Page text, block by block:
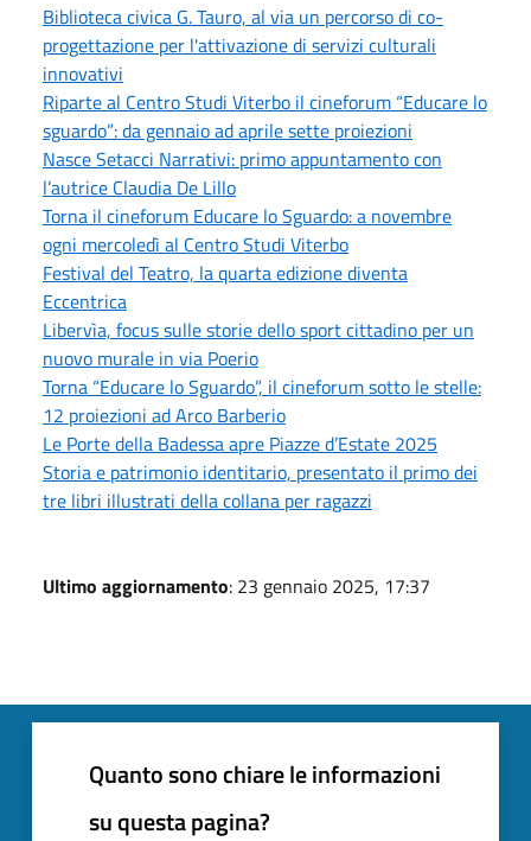
Biblioteca civica G. Tauro, al via un percorso di co-
progettazione per l'attivazione di servizi culturali
innovativi
Riparte al Centro Studi Viterbo il cineforum “Educare lo
sguardo”: da gennaio ad aprile sette proiezioni
Nasce Setacci Narrativi: primo appuntamento con
l’autrice Claudia De Lillo
Torna il cineforum Educare lo Sguardo: a novembre
ogni mercoledì al Centro Studi Viterbo
Festival del Teatro, la quarta edizione diventa
Eccentrica
Libervìa, focus sulle storie dello sport cittadino per un
nuovo murale in via Poerio
Torna “Educare lo Sguardo”, il cineforum sotto le stelle:
12 proiezioni ad Arco Barberio
Le Porte della Badessa apre Piazze d’Estate 2025
Storia e patrimonio identitario, presentato il primo dei
tre libri illustrati della collana per ragazzi
Ultimo aggiornamento: 23 gennaio 2025, 17:37
Quanto sono chiare le informazioni
su questa pagina?